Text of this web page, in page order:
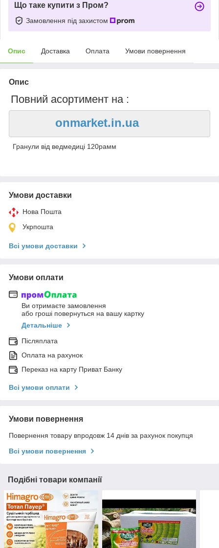
Що таке купити з Пром?
Замовлення під захистом
Опис Доставка Оплата Умови повернення
Опис
Повний асортимент на :
onmarket.in.ua
Гранули від ведмедиці 120рамм
Умови доставки
Нова Пошта
Укрпошта
Всі умови доставки
Умови оплати
Ви отримаєте замовлення
або гроші повернуться на вашу картку
Детальніше
Післяплата
Оплата на рахунок
Переказ на карту Приват Банку
Всі умови оплати
Умови повернення
Повернення товару впродовж 14 днів за рахунок покупця
Всі умови повернення
Подібні товари компанії